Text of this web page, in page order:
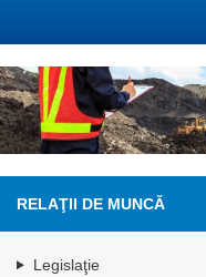
RELAŢII DE MUNCĂ
Legislaţie